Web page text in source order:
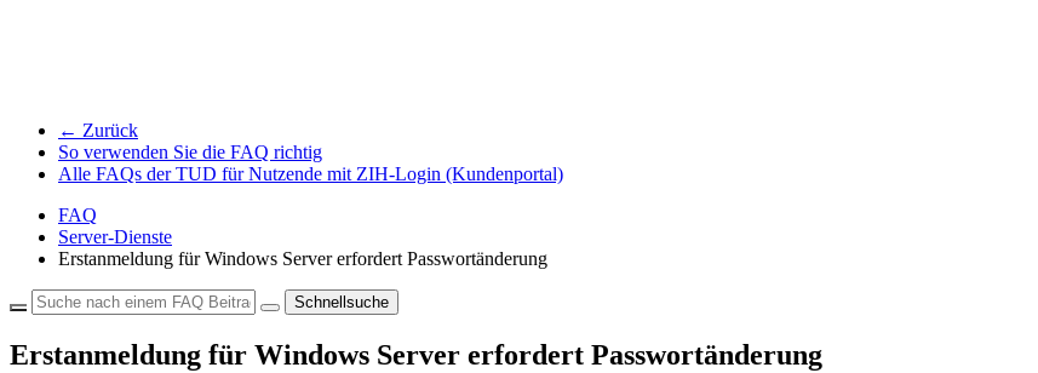
← Zurück
So verwenden Sie die FAQ richtig
Alle FAQs der TUD für Nutzende mit ZIH-Login (Kundenportal)
FAQ
Server-Dienste
Erstanmeldung für Windows Server erfordert Passwortänderung
Schnellsuche
Erstanmeldung für Windows Server erfordert Passwortänderung